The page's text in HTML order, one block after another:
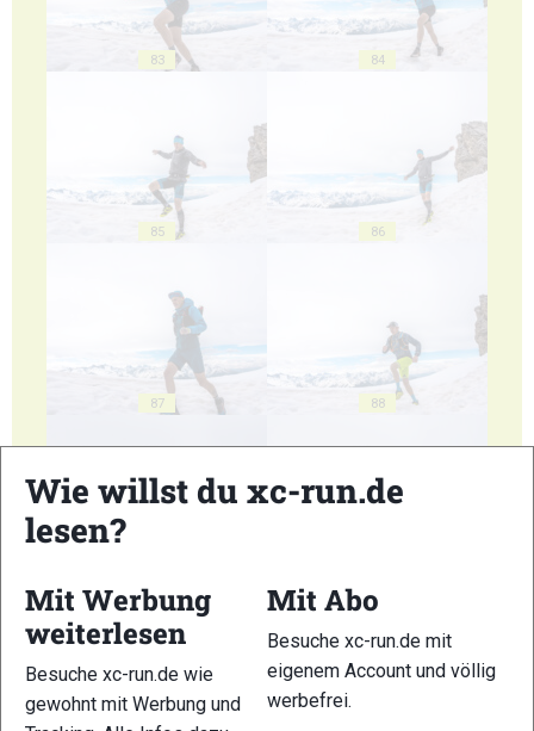
83 84
85 86
87 88
Wie willst du xc-run.de
lesen?
Mit Werbung
weiterlesen
Besuche xc-run.de wie
gewohnt mit Werbung und
Mit Abo
Besuche xc-run.de mit
eigenem Account und völlig
werbefrei.